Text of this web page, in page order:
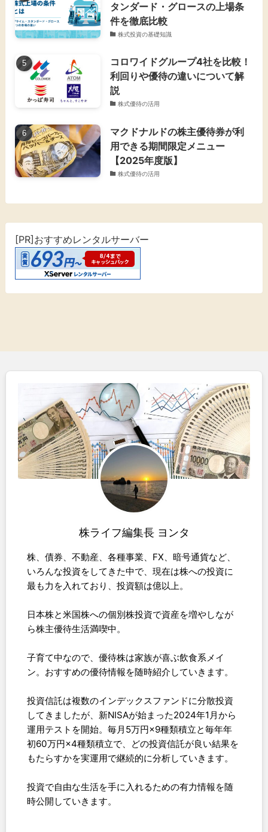
タンダード・グロースの上場条
件を徹底比較
株式投資の基礎知識
コロワイドグループ4社を比較！
利回りや優待の違いについて解
説
株式優待の活用
マクドナルドの株主優待券が利
用できる期間限定メニュー
【2025年度版】
株式優待の活用
[PR]おすすめレンタルサーバー
株ライフ編集長 ヨンタ
株、債券、不動産、各種事業、FX、暗号通貨など、
いろんな投資をしてきた中で、現在は株への投資に
最も力を入れており、投資額は億以上。
日本株と米国株への個別株投資で資産を増やしなが
ら株主優待生活満喫中。
子育て中なので、優待株は家族が喜ぶ飲食系メイ
ン。おすすめの優待情報を随時紹介していきます。
投資信託は複数のインデックスファンドに分散投資
してきましたが、新NISAが始まった2024年1月から
運用テストを開始。毎月5万円×9種類積立と毎年年
初60万円×4種類積立で、どの投資信託が良い結果を
もたらすかを実運用で継続的に分析していきます。
投資で自由な生活を手に入れるための有力情報を随
時公開していきます。